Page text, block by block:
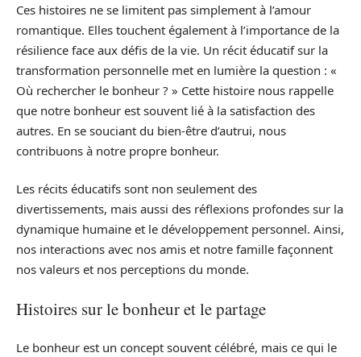
Ces histoires ne se limitent pas simplement à l’amour
romantique. Elles touchent également à l’importance de la
résilience face aux défis de la vie. Un récit éducatif sur la
transformation personnelle met en lumière la question : «
Où rechercher le bonheur ? » Cette histoire nous rappelle
que notre bonheur est souvent lié à la satisfaction des
autres. En se souciant du bien-être d’autrui, nous
contribuons à notre propre bonheur.
Les récits éducatifs sont non seulement des
divertissements, mais aussi des réflexions profondes sur la
dynamique humaine et le développement personnel. Ainsi,
nos interactions avec nos amis et notre famille façonnent
nos valeurs et nos perceptions du monde.
Histoires sur le bonheur et le partage
Le bonheur est un concept souvent célébré, mais ce qui le